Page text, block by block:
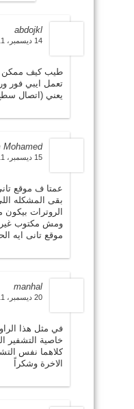
abdojkl
14 ديسمبر، 2011 في 5:14 م
طيب كيف ممكن
تعمل ايبي فور
يعني (اتصال
Mohamed
15 ديسمبر، 2011 في 2:01 ص
بقى المشكله
ومش مكتوب غير
موقع تانى ايه
manhal
20 ديسمبر، 2011 في 3:30 ص
كلاهما نفس
الاخرة وشكراً